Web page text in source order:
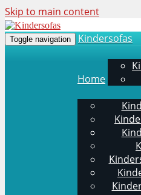
Skip to main content
Toggle navigation Kindersofas
Home